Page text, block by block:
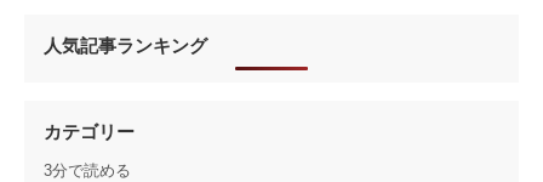
人気記事ランキング
カテゴリー
3分で読める